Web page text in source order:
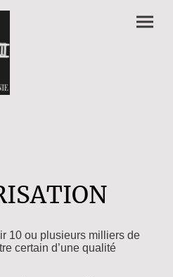
10 ou plusieurs milliers de
certain d’une qualité